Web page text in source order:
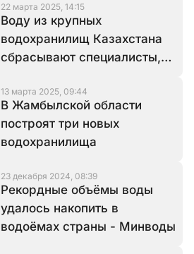
22 марта 2025, 14:15
Воду из крупных
водохранилищ Казахстана
сбрасывают специалисты,
13 марта 2025, 09:44
В Жамбылской области
построят три новых
водохранилища
23 декабря 2024, 08:39
Рекордные объёмы воды
удалось накопить в
водоёмах страны - Минводы